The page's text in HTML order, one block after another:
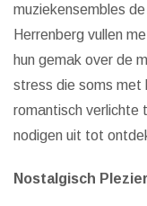
muziekensembles
Herrenberg vullen
hun gemak over de
stress die soms met
romantisch verlichte
nodigen uit tot
Nostalgisch